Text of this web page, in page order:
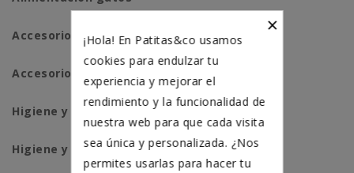
Accesorios perros
Accesorios para gatos
Higiene y salud perros
Higiene y salud gatos
×
¡Hola! En Patitas&co usamos
cookies para endulzar tu
experiencia y mejorar el
rendimiento y la funcionalidad de
nuestra web para que cada visita
sea única y personalizada. ¿Nos
permites usarlas para hacer tu